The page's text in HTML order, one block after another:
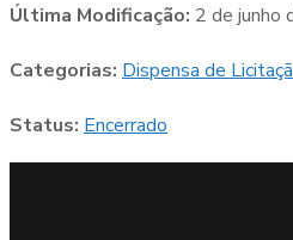
Última Modificação: 2 de junho
Categorias: Dispensa de
Status: Encerrado